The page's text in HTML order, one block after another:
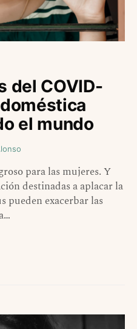
del COVID-
el mundo
para las mujeres. Y
destinadas a aplacar la
pueden exacerbar las